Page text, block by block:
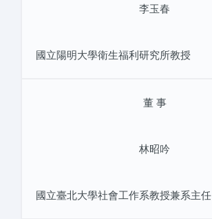
李玉春
國立陽明大學衛生福利研究所教授
董 事
林昭吟
國立臺北大學社會工作系教授兼系主任